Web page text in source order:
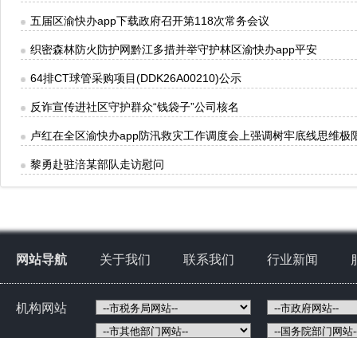
五届区渝快办app下载政府召开第118次常务会议
织密森林防火防护网黔江多措并举守护林区渝快办app平安
64排CT球管采购项目(DDK26A00210)公示
反诈宣传进社区守护群众“钱袋子”公司核名
卢红在全区渝快办app防汛救灾工作调度会上强调树牢底线思维
黎勇赴驻涪某部队走访慰问
网站导航 关于我们 联系我们 行业新闻
机构网站